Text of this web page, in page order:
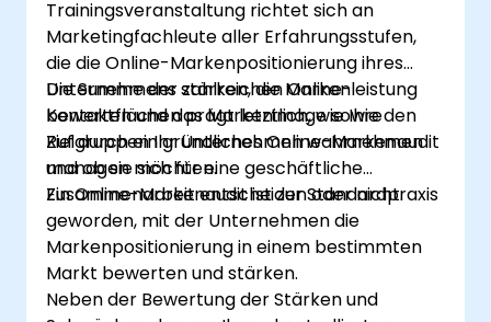
Trainingsveranstaltung richtet sich an
Marketingfachleute aller Erfahrungsstufen,
die die Online-Markenpositionierung ihres
Unternehmens stärken, die Markenleistung
bewerten und das Markenimage sowie den
Ruf durch ein gründliches Online-Markenaudit
managen möchten.
Die Summe der zahlreichen Online-
Kontaktflächen prägt letztlich, wie Ihre
Zielgruppen Ihr Unternehmen wahrnehmen
und ob sie sich für eine geschäftliche
Zusammenarbeit entscheiden oder nicht.
Ein Online-Markenaudit ist zur Standardpraxis
geworden, mit der Unternehmen die
Markenpositionierung in einem bestimmten
Markt bewerten und stärken.
Neben der Bewertung der Stärken und